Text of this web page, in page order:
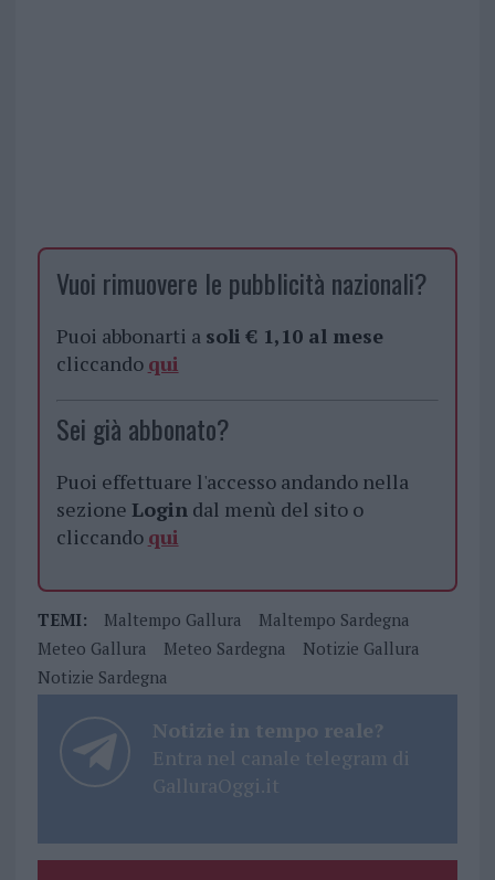
Vuoi rimuovere le pubblicità nazionali?
Puoi abbonarti a soli € 1,10 al mese
cliccando qui
Sei già abbonato?
Puoi effettuare l'accesso andando nella
sezione Logindal menù del sito o
cliccando qui
TEMI: Maltempo Gallura
Maltempo Sardegna
Meteo Gallura
Meteo Sardegna
Notizie Gallura
Notizie Sardegna
Notizie in tempo reale?
Entra nel canale telegram di
GalluraOggi.it